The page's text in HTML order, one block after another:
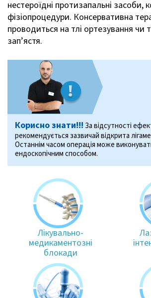
нестероїдні протизапальні засоби,
фізіопроцедури. Консервативна
проводиться на тлі ортезування чи
зап’ястя.
Корисно знати!!!За відсутності
рекомендується зазвичай відкрита
Останнім часом операція може
ендоскопічним способом.
Лікувально-
медикаментозні
блокади